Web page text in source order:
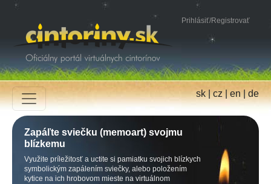
Prihlásiť/Registrovať
sk|cz|en|de
Zapáľte sviečku (memoart) svojmu
blízkemu
Využite príležitosť a uctite si pamiatku svojich blízkych
symbolickým zapálením sviečky, alebo položením
kytice na ich hrobovom mieste na virtuálnom